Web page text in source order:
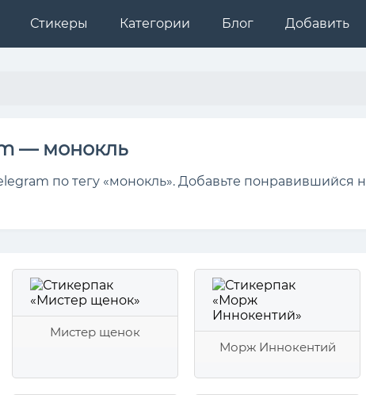
Стикеры Категории Блог Добавить
— монокль
по тегу «монокль». Добавьте понравившийся
Мистер щенок
Морж Иннокентий